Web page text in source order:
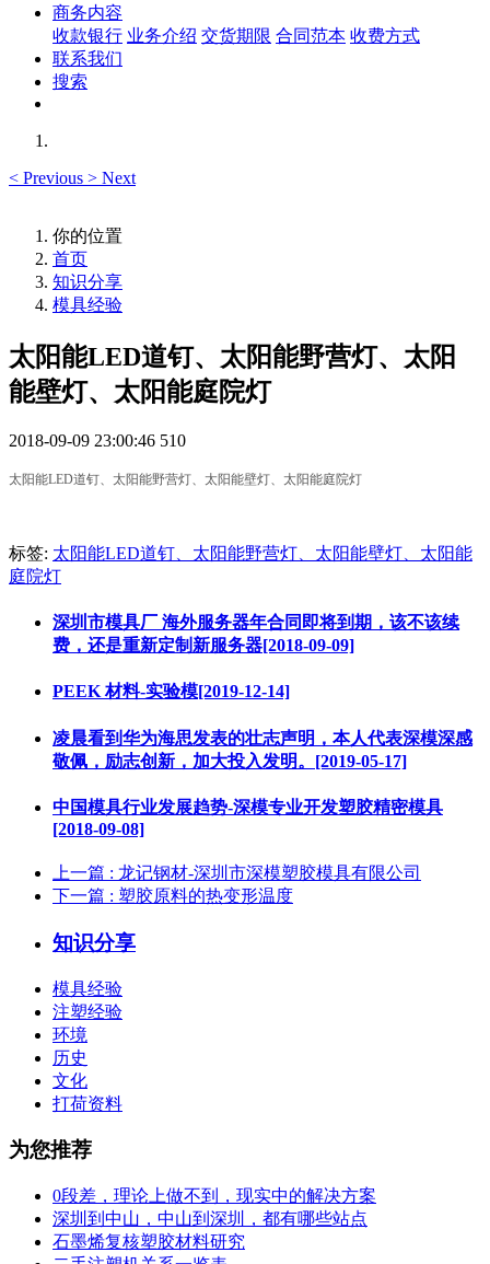
商务内容
收款银行 业务介绍 交货期限 合同范本 收费方式
联系我们
搜索
< Previous > Next
你的位置
首页
知识分享
模具经验
太阳能LED道钉、太阳能野营灯、太阳
能壁灯、太阳能庭院灯
2018-09-09 23:00:46 510
太阳能LED道钉、太阳能野营灯、太阳能壁灯、太阳能庭院灯
标签: 太阳能LED道钉、太阳能野营灯、太阳能壁灯、太阳能
庭院灯
深圳市模具厂 海外服务器年合同即将到期，该不该续
费，还是重新定制新服务器[2018-09-09]
PEEK 材料-实验模[2019-12-14]
凌晨看到华为海思发表的壮志声明，本人代表深模深感
敬佩，励志创新，加大投入发明。[2019-05-17]
中国模具行业发展趋势-深模专业开发塑胶精密模具
[2018-09-08]
上一篇 : 龙记钢材-深圳市深模塑胶模具有限公司
下一篇 : 塑胶原料的热变形温度
知识分享
模具经验
注塑经验
环境
历史
文化
打荷资料
为您推荐
0段差，理论上做不到，现实中的解决方案
深圳到中山，中山到深圳，都有哪些站点
石墨烯复核塑胶材料研究